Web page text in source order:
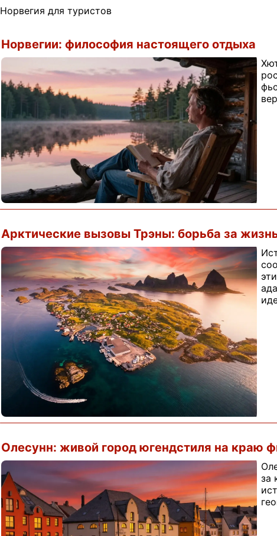
Норвегия для туристов
Норвегии: философия настоящего отдыха
Арктические вызовы Трэны: борьба за
Олесунн: живой город югендстиля на краю
за